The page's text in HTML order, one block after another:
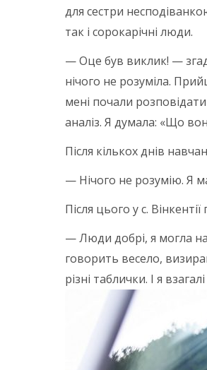
для сестри
так і сорокарічні люди.
— Оце був виклик! —
нічого не розуміла.
мені почали
аналіз. Я думала: «Що
Після кількох днів
— Нічого не розумію. Я
Після цього у с.
— Люди добрі, я могла
говорить весело,
різні таблички. І я